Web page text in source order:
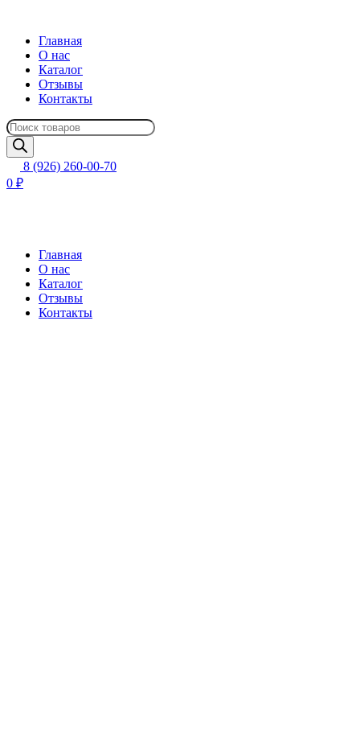
Главная
О нас
Каталог
Отзывы
Контакты
Поиск
товаров
8 (926) 260-00-70
0 ₽
Главная
О нас
Каталог
Отзывы
Контакты